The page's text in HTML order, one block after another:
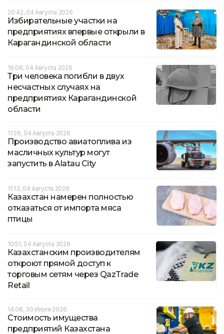
20:42, 04 Августа 2026
Избирательные участки на
предприятиях впервые открыли в
Карагандинской области
16:08, 04 Августа 2026
Три человека погибли в двух
несчастных случаях на
предприятиях Карагандинской
области
11:26, 04 Августа 2026
Производство авиатоплива из
масличных культур могут
запустить в Alatau City
11:13, 04 Августа 2026
Казахстан намерен полностью
отказаться от импорта мяса
птицы
10:51, 04 Августа 2026
Казахстанским производителям
откроют прямой доступ к
торговым сетям через QazTrade
Retail
14:08, 30 Июля 2026
Стоимость имущества
предприятий Казахстана